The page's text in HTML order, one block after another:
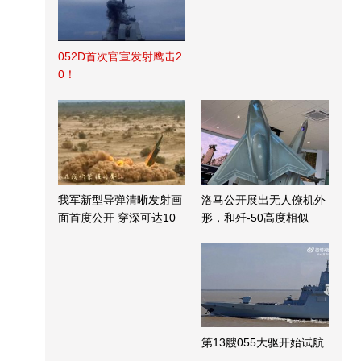
052D首次官宣发射鹰击2
0！
我军新型导弹清晰发射画
面首度公开 穿深可达10
洛马公开展出无人僚机外
形，和歼-50高度相似
第13艘055大驱开始试航